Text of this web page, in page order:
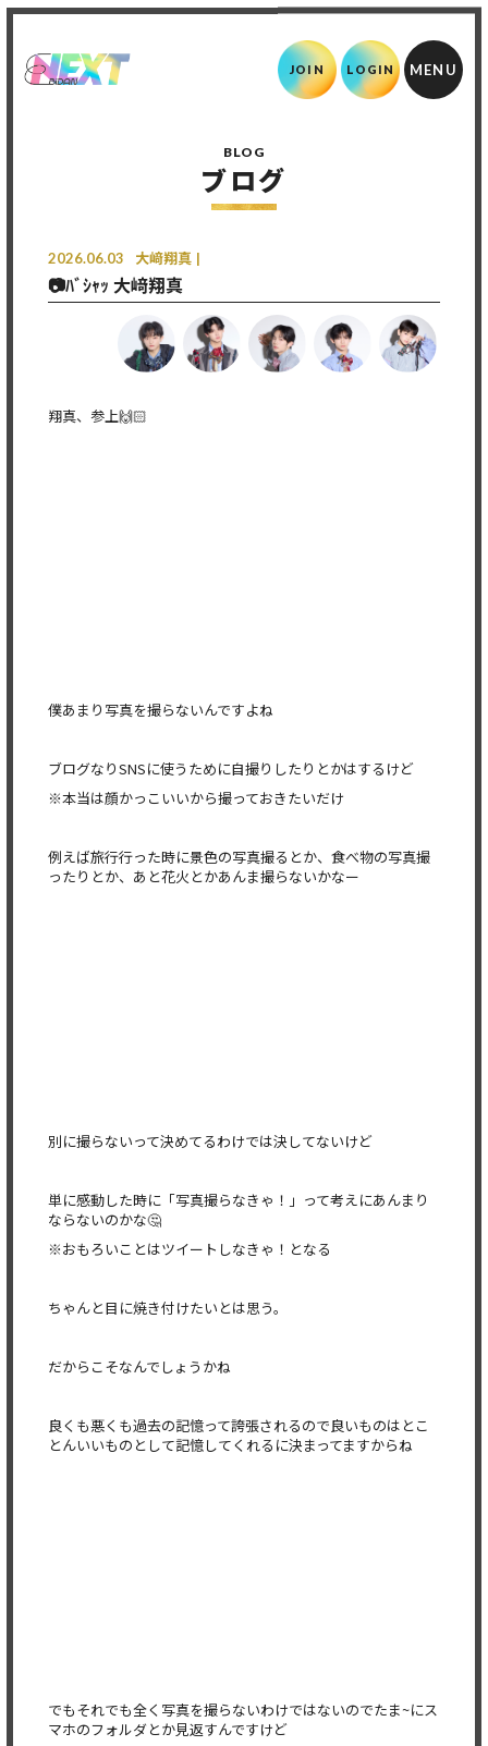
JOIN LOGIN
BLOG
ブログ
2026.06.03 大﨑翔真
📷ﾊﾞｼｬｯ 大﨑翔真
翔真、参上🙌🏻
僕あまり写真を撮らないんですよね
ブログなりSNSに使うために自撮りしたりとかはするけど
※本当は顔かっこいいから撮っておきたいだけ
例えば旅行行った時に景色の写真撮るとか、 食べ物の写真撮
ったりとか、あと花火とかあんま撮らないかなー
別に撮らないって決めてるわけでは決してないけど
単に感動した時に「写真撮らなきゃ！」 って考えにあんまり
ならないのかな🤔
※おもろいことはツイートしなきゃ！となる
ちゃんと目に焼き付けたいとは思う。
だからこそなんでしょうかね
良くも悪くも過去の記憶って誇張されるので良いものはとこ
とんいいものとして記憶してくれるに決まってますからね
でもそれでも全く写真を撮らないわけではないのでたま~にス
マホのフォルダとか見返すんですけど